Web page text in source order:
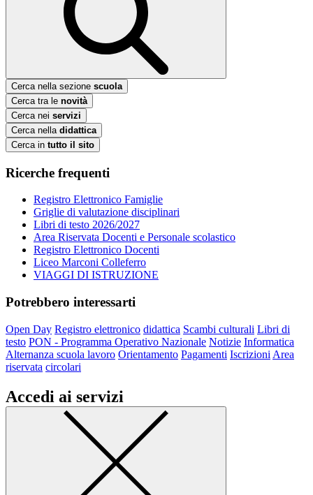
Cerca nella sezione scuola
Cerca tra le novità
Cerca nei servizi
Cerca nella didattica
Cerca in tutto il sito
Ricerche frequenti
Registro Elettronico Famiglie
Griglie di valutazione disciplinari
Libri di testo 2026/2027
Area Riservata Docenti e Personale scolastico
Registro Elettronico Docenti
Liceo Marconi Colleferro
VIAGGI DI ISTRUZIONE
Potrebbero interessarti
Open Day Registro elettronico didattica Scambi culturali Libri di
testo PON - Programma Operativo Nazionale Notizie Informatica
Alternanza scuola lavoro Orientamento Pagamenti Iscrizioni Area
riservata circolari
Accedi ai servizi